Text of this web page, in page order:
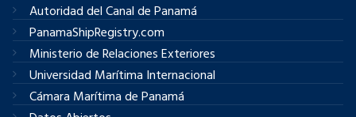
Autoridad del Canal de Panamá
PanamaShipRegistry.com
Ministerio de Relaciones Exteriores
Universidad Marítima Internacional
Cámara Marítima de Panamá